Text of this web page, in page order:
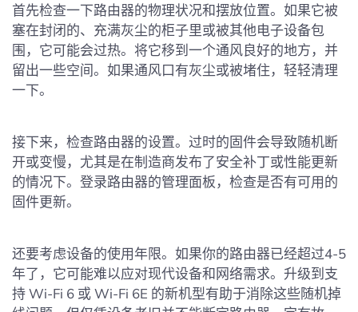
首先检查一下路由器的物理状况和摆放位置。如果它被
塞在封闭的、充满灰尘的柜子里或被其他电子设备包
围，它可能会过热。将它移到一个通风良好的地方，并
留出一些空间。如果通风口有灰尘或被堵住，轻轻清理
一下。
接下来，检查路由器的设置。过时的固件会导致随机断
开或变慢，尤其是在制造商发布了安全补丁或性能更新
的情况下。登录路由器的管理面板，检查是否有可用的
固件更新。
还要考虑设备的使用年限。如果你的路由器已经超过4-5
年了，它可能难以应对现代设备和网络需求。升级到支
持 Wi-Fi 6 或 Wi-Fi 6E 的新机型有助于消除这些随机掉